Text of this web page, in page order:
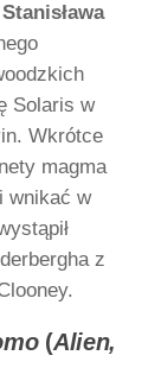
Solaris w
Wkrótce
magma
wnikać w
z
(Alien,